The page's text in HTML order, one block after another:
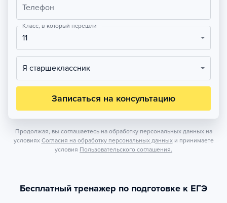
Телефон
Класс, в который перешли
11
Я старшеклассник
Записаться на консультацию
Продолжая, вы соглашаетесь на обработку персональных данных на
условиях Согласия на обработку персональных данных и принимаете
условия Пользовательского соглашения.
Бесплатный тренажер по подготовке к ЕГЭ